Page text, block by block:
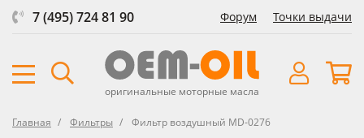
7 (495) 724 81 90 Форум Точки выдачи
оригинальные моторные масла
Главная Фильтры Фильтр воздушный MD-0276